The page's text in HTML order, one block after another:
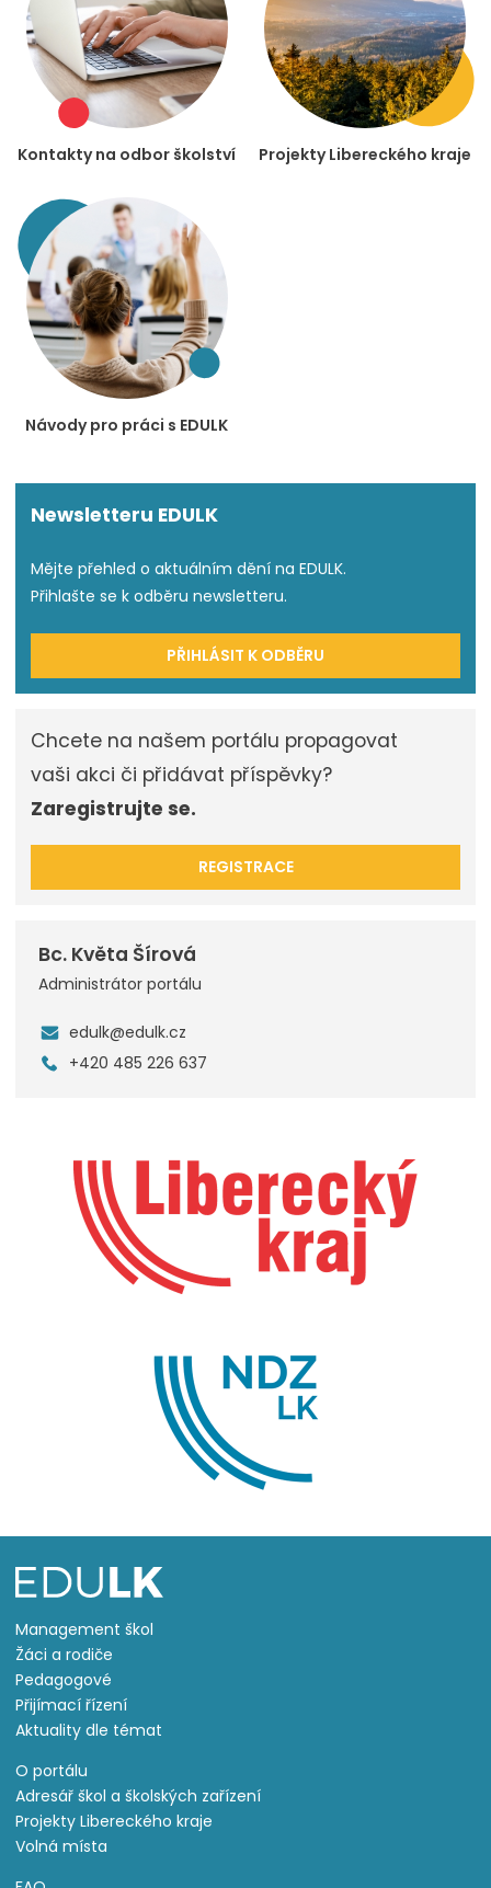
Kontakty na odbor školství Projekty Libereckého kraje
Návody pro práci s EDULK
Newsletteru EDULK
Mějte přehled o aktuálním dění na EDULK.
Přihlašte se k odběru newsletteru.
PŘIHLÁSIT K ODBĚRU
Chcete na našem portálu propagovat
vaši akci či přidávat příspěvky?
Zaregistrujte se.
REGISTRACE
Bc. Květa Šírová
Administrátor portálu
edulk@edulk.cz
+420 485 226 637
Management škol
Žáci a rodiče
Pedagogové
Přijímací řízení
Aktuality dle témat
O portálu
Adresář škol a školských zařízení
Projekty Libereckého kraje
Volná místa